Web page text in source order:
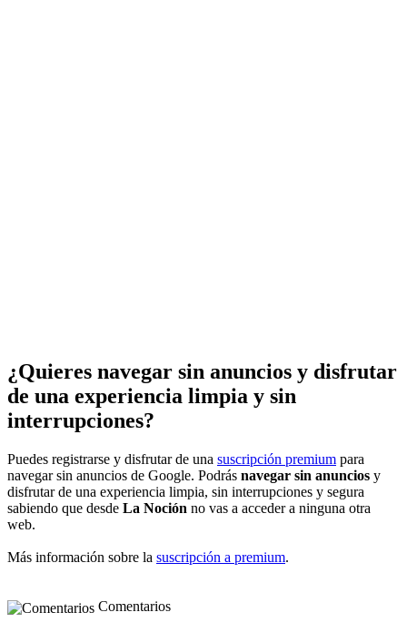
¿Quieres navegar sin anuncios y disfrutar
de una experiencia limpia y sin
interrupciones?
Puedes registrarse y disfrutar de una suscripción premium para
navegar sin anuncios de Google. Podrás navegar sin anuncios y
disfrutar de una experiencia limpia, sin interrupciones y segura
sabiendo que desde La Noción no vas a acceder a ninguna otra
web.
Más información sobre la suscripción a premium.
Comentarios